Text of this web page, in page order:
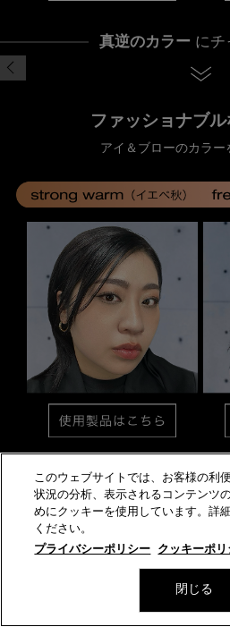
真逆のカラー にチ
ファッショナブ
アイ＆ブローのカラー
アイ製品
このウェブサイトでは、お客様の利
状況の分析、表示されるコンテンツ
めにクッキーを使用しています。詳
ください。
プライバシーポリシー
クッキーポリ
閉じる